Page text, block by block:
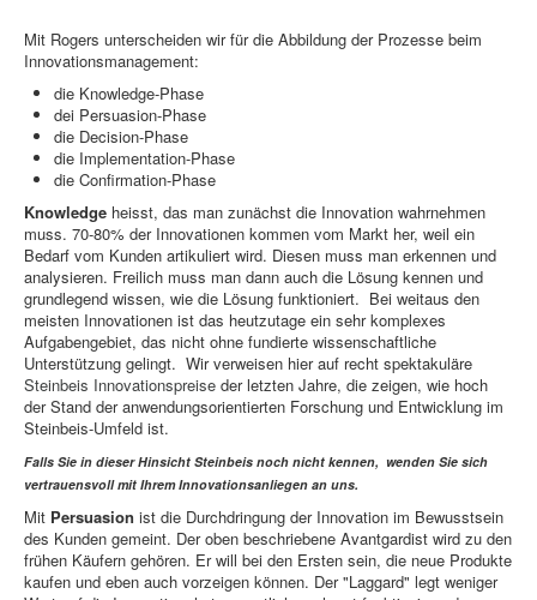
Mit Rogers unterscheiden wir für die Abbildung der Prozesse beim
Innovationsmanagement:
die Knowledge-Phase
dei Persuasion-Phase
die Decision-Phase
die Implementation-Phase
die Confirmation-Phase
Knowledge heisst, das man zunächst die Innovation wahrnehmen
muss. 70-80% der Innovationen kommen vom Markt her, weil ein
Bedarf vom Kunden artikuliert wird. Diesen muss man erkennen und
analysieren. Freilich muss man dann auch die Lösung kennen und
grundlegend wissen, wie die Lösung funktioniert. Bei weitaus den
meisten Innovationen ist das heutzutage ein sehr komplexes
Aufgabengebiet, das nicht ohne fundierte wissenschaftliche
Unterstützung gelingt. Wir verweisen hier auf recht spektakuläre
Steinbeis Innovationspreise der letzten Jahre, die zeigen, wie hoch
der Stand der anwendungsorientierten Forschung und Entwicklung im
Steinbeis-Umfeld ist.
Falls Sie in dieser Hinsicht Steinbeis noch nicht kennen, wenden Sie sich
vertrauensvoll mit Ihrem Innovationsanliegen an uns.
Mit Persuasion ist die Durchdringung der Innovation im Bewusstsein
des Kunden gemeint. Der oben beschriebene Avantgardist wird zu den
frühen Käufern gehören. Er will bei den Ersten sein, die neue Produkte
kaufen und eben auch vorzeigen können. Der "Laggard" legt weniger